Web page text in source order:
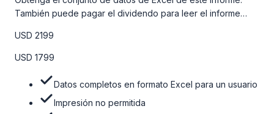
También puede pagar el dividendo para leer el informe
la tabla de precios a continuación.
USD 2199
USD 1799
Datos completos en formato Excel para un usuario
Impresión no permitida